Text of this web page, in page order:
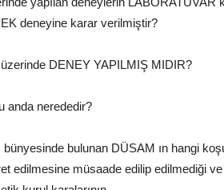
deneyine karar verilmiştir?
üzerinde DENEY YAPILMIŞ MIDIR?
anda nerededir?
bulunan DÜSAM ın hangi
edilmesine müsaade edilip edilmediği